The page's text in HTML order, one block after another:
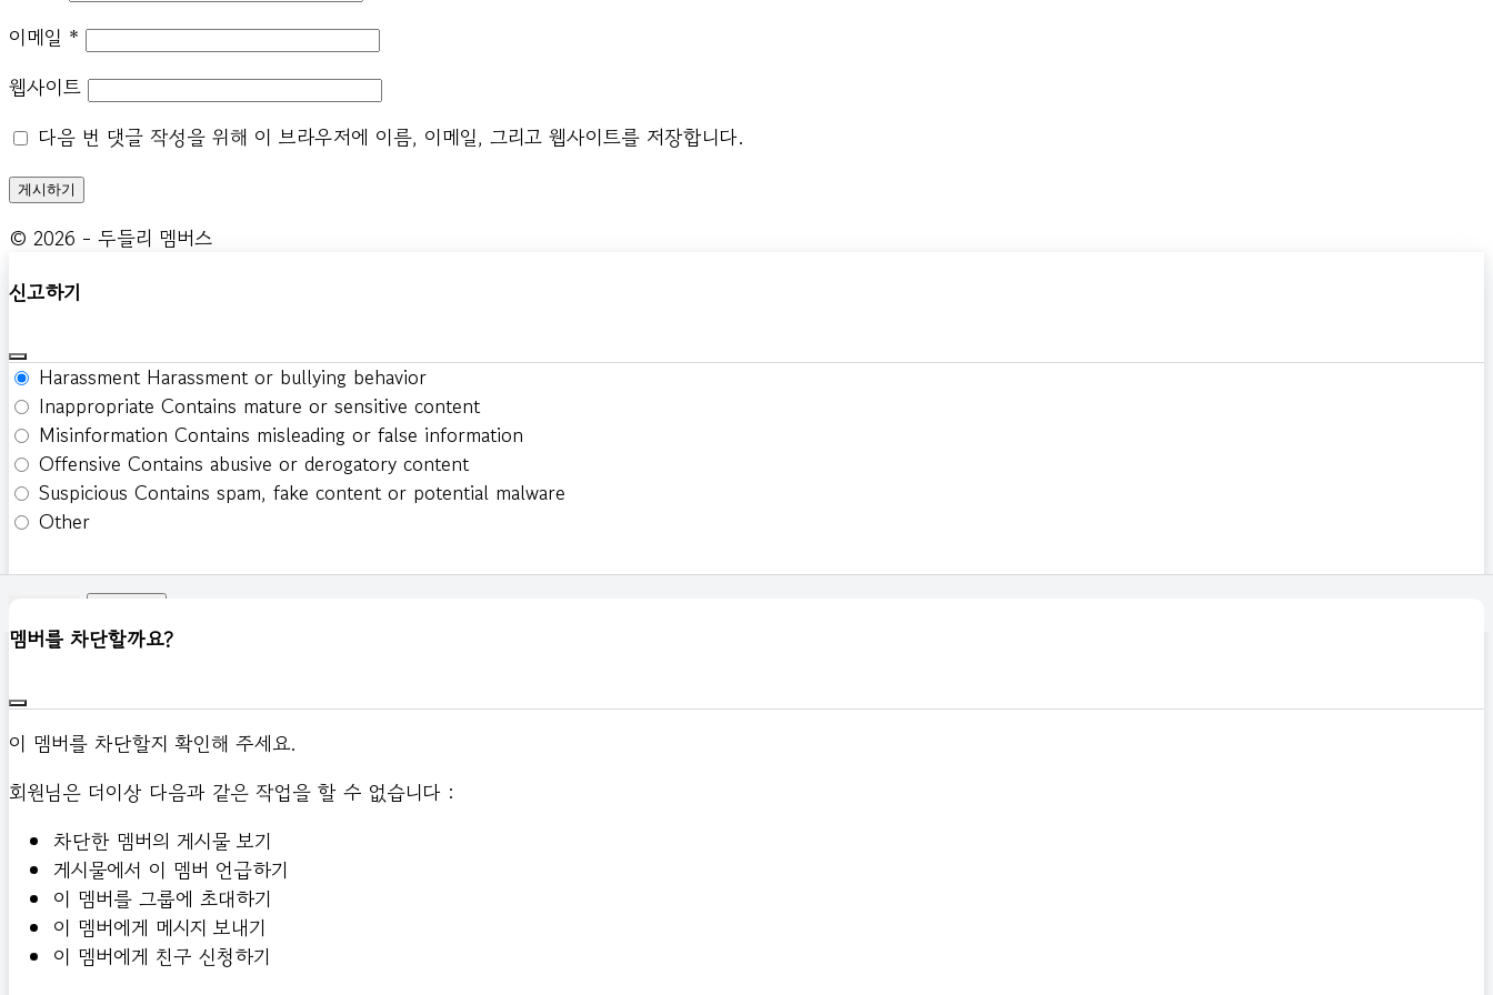
이메일 *
웹사이트
다음 번 댓글 작성을 위해 이 브라우저에 이름, 이메일, 그리고 웹사이트를 저장합니다.
© 2026 - 두들리 멤버스
신고하기
Harassment Harassment or bullying behavior
Inappropriate Contains mature or sensitive content
Misinformation Contains misleading or false information
Offensive Contains abusive or derogatory content
Suspicious Contains spam, fake content or potential malware
Other
멤버를 차단할까요?
이 멤버를 차단할지 확인해 주세요.
회원님은 더이상 다음과 같은 작업을 할 수 없습니다 :
차단한 멤버의 게시물 보기
게시물에서 이 멤버 언급하기
이 멤버를 그룹에 초대하기
이 멤버에게 메시지 보내기
이 멤버에게 친구 신청하기